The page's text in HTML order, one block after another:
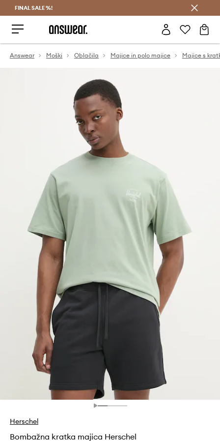
FINAL SALE %!
Answear Moški Oblačila Majice in polo majice Majice s
Herschel
Bombažna kratka majica Herschel